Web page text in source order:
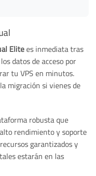
Elitees inmediata tras
datos de acceso por
tu VPS en minutos.
migración si vienes de
robusta que
rendimiento y soporte
garantizados y
estarán en las